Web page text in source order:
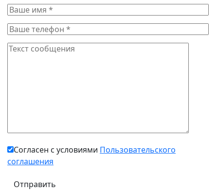
Согласен с условиями Пользовательского
соглашения